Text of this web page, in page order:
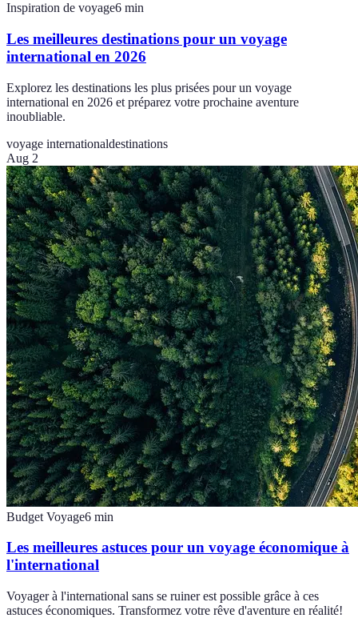
Inspiration de voyage6 min
Les meilleures destinations pour un voyage
international en 2026
Explorez les destinations les plus prisées pour un voyage
international en 2026 et préparez votre prochaine aventure
inoubliable.
voyage internationaldestinations
Aug 2
Budget Voyage6 min
Les meilleures astuces pour un voyage économique à
l'international
Voyager à l'international sans se ruiner est possible grâce à ces
astuces économiques. Transformez votre rêve d'aventure en réalité!